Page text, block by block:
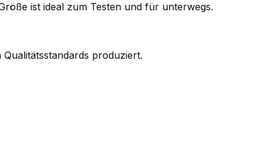
ist ideal zum Testen und für unterwegs.
produziert.